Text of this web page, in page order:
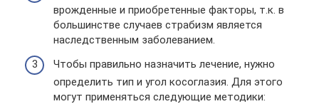
врожденные и приобретенные факторы, т.к. в
большинстве случаев страбизм является
наследственным заболеванием.
Чтобы правильно назначить лечение, нужно
определить тип и угол косоглазия. Для этого
могут применяться следующие методики: